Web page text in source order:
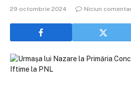
29 octombrie 2024 Niciun